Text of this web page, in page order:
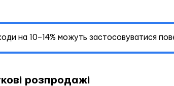
на 10–14% можуть застосовуватися
розпродажі